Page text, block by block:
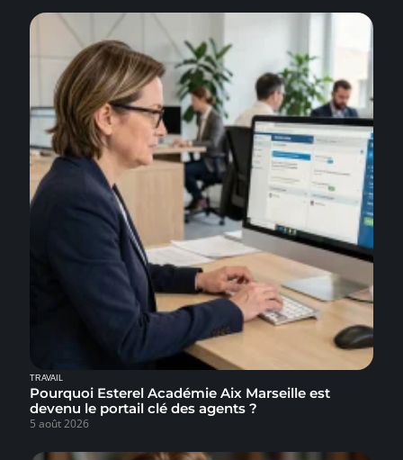
TRAVAIL
Pourquoi Esterel Académie Aix Marseille est
devenu le portail clé des agents ?
5 août 2026